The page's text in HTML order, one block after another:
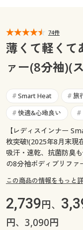
マイページ
閲覧履歴
お気に入り
サポート
ご利用ガイド
よくある質問とお
閲覧履歴
お気に入り
ご利用ガイド
よくある質問とお
74件
薄くて軽くて
ァー(8分袖)(
# Smart Heat # 旅
# 快適&心地良い #
【レディスインナー
枚突破!(2025年8月末現
吸汗・速乾、抗菌防臭
の8分袖ボディブリファ
この商品の情報をもっと
2,739円、
円、3,090円